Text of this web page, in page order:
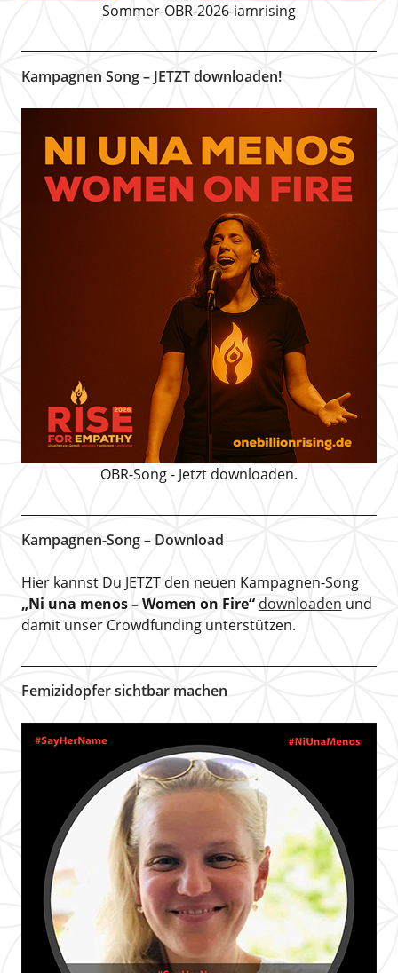
Sommer-OBR-2026-iamrising
Kampagnen Song – JETZT downloaden!
OBR-Song - Jetzt downloaden.
Kampagnen-Song – Download
Hier kannst Du JETZT den neuen Kampagnen-Song
„Ni una menos – Women on Fire“ downloaden und
damit unser Crowdfunding unterstützen.
Femizidopfer sichtbar machen